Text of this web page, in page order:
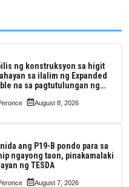
ng konstruksyon sa higit
sa ilalim ng Expanded
na sa pagtutulungan ng
P.A. Alvarez
August 8, 2026
ang P19-B pondo para sa
ngayong taon, pinakamalaki
ng TESDA
August 7, 2026